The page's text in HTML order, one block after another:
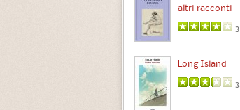
altri racconti
Long Island